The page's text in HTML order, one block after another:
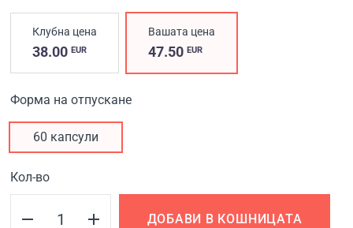
Клубна цена
38.00 EUR
Вашата цена
47.50EUR
Форма на отпускане
60 капсули
Кол-во
ДОБАВИ В КОШНИЦАТА